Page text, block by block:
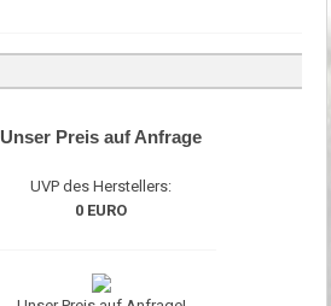
Unser Preis auf Anfrage
UVP des Herstellers:
0 EURO